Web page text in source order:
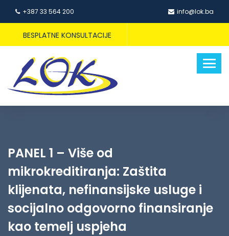
+387 33 564 200 info@lok.ba
BESPLATNE KONSULTACIJE
PANEL 1 – Više od
mikrokreditiranja: Zaštita
klijenata, nefinansijske usluge i
socijalno odgovorno finansiranje
kao temelj uspjeha